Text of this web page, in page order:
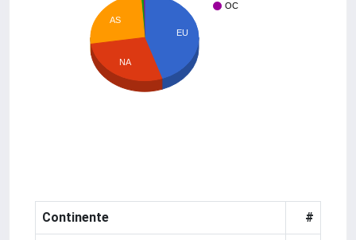
OC
EU
AS
NA
Continente #